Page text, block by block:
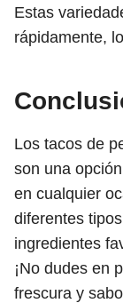
Estas
rápidamente,
Los tacos de
son una
en cualquier
diferentes
ingredientes
¡No dudes en
frescura y